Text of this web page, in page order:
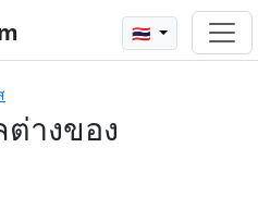
🇹🇭
างของ